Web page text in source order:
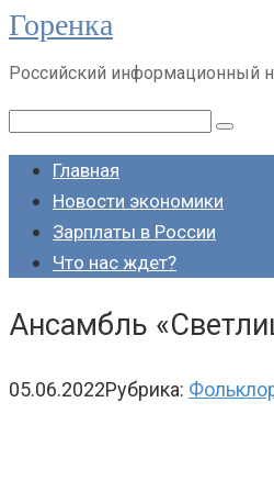
Перейти
контенту
Горенка
Российский информационный
Поиск:
Главная
Новости экономики
Зарплаты в России
Что нас ждет?
Ансамбль
05.06.2022Рубрика: